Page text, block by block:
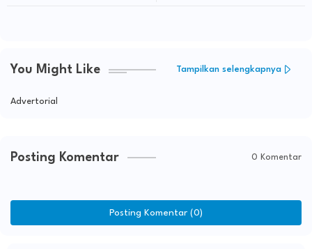
You Might Like Tampilkan selengkapnya
Advertorial
Posting Komentar 0 Komentar
Posting Komentar (0)